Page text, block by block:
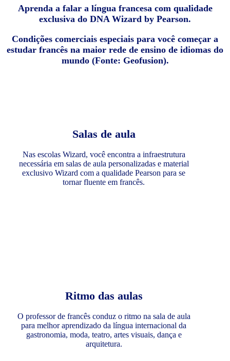
Aprenda a falar a língua francesa com qualidade
exclusiva do DNA Wizard by Pearson.
Condições comerciais especiais para você começar a
estudar francês na maior rede de ensino de idiomas do
mundo (Fonte: Geofusion).
Salas de aula
Nas escolas Wizard, você encontra a infraestrutura
necessária em salas de aula personalizadas e material
exclusivo Wizard com a qualidade Pearson para se
tornar fluente em francês.
Ritmo das aulas
O professor de francês conduz o ritmo na sala de aula
para melhor aprendizado da língua internacional da
gastronomia, moda, teatro, artes visuais, dança e
arquitetura.